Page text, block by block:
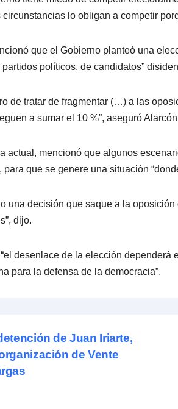
lo obligan a competir
que el Gobierno planteó una
políticos, de candidatos”
de tratar de fragmentar (…) a las
a sumar el 10 %”, aseguró
actual, mencionó que algunos
para que se genere una situación
una decisión que saque a la
dijo.
desenlace de la elección
para la defensa de la democracia”.
de Juan Iriarte,
de Vente